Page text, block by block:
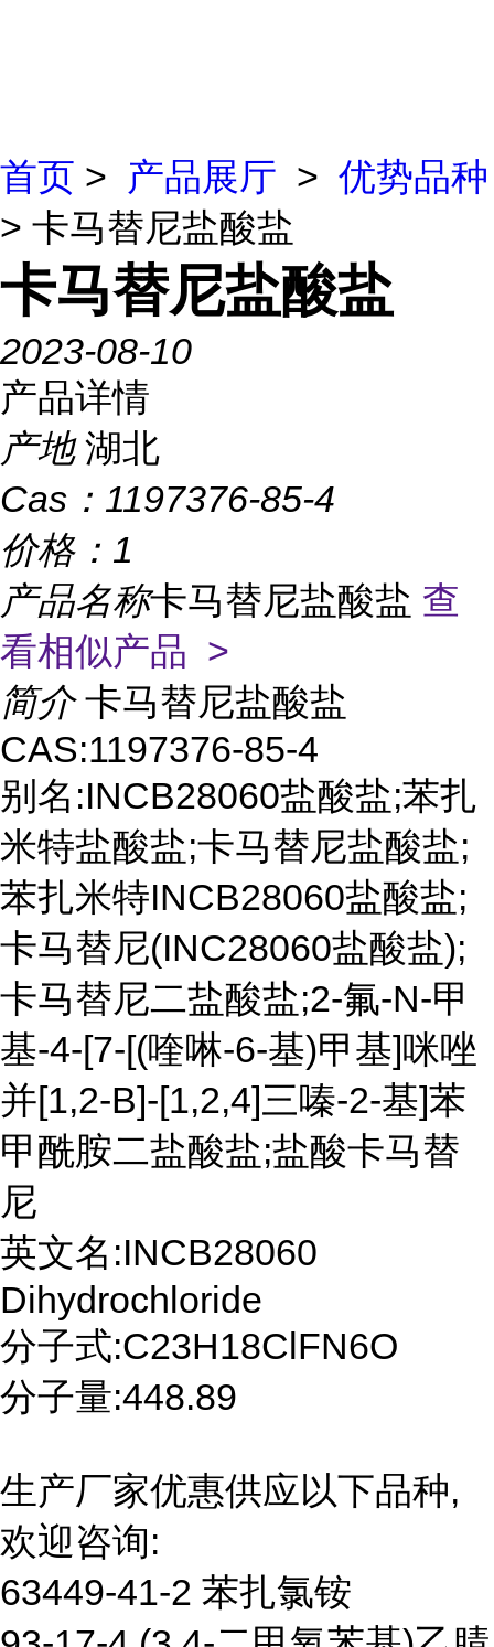
首页 > 产品展厅 > 优势品种
> 卡马替尼盐酸盐
卡马替尼盐酸盐
2023-08-10
产品详情
产地 湖北
Cas： 1197376-85-4
价格： 1
产品名称卡马替尼盐酸盐 查
看相似产品 >
简介 卡马替尼盐酸盐
CAS:1197376-85-4
别名:INCB28060盐酸盐;苯扎
米特盐酸盐;卡马替尼盐酸盐;
苯扎米特INCB28060盐酸盐;
卡马替尼(INC28060盐酸盐);
卡马替尼二盐酸盐;2-氟-N-甲
基-4-[7-[(喹啉-6-基)甲基]咪唑
并[1,2-B]-[1,2,4]三嗪-2-基]苯
甲酰胺二盐酸盐;盐酸卡马替
尼
英文名:INCB28060
Dihydrochloride
分子式:C23H18ClFN6O
分子量:448.89
生产厂家优惠供应以下品种,
欢迎咨询:
63449-41-2 苯扎氯铵